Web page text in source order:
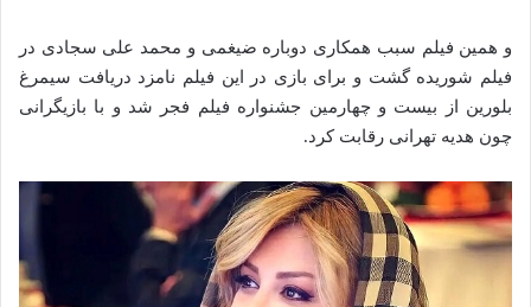
و همین فیلم سبب همکاری دوباره ضیغمی و محمد علی سجادی در
فیلم شوریده گشت و برای بازی در این فیلم نامزد دریافت سیمرغ
بلورین از بیست و چهارمین جشنواره فیلم فجر شد و با بازیگرانی
چون هدیه تهرانی رقابت کرد.